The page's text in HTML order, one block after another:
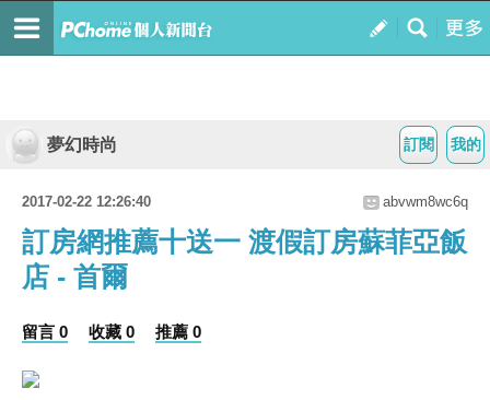
我的
訂閱
夢幻時尚
2017-02-22 12:26:40 abvwm8wc6q
訂房網推薦十送一 渡假訂房蘇菲亞飯
店 - 首爾
留言 0 收藏 0 推薦 0